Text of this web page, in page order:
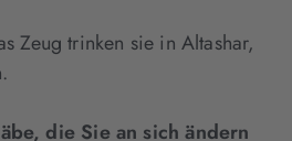
Zeug trinken sie in Altashar,
die Sie an sich ändern